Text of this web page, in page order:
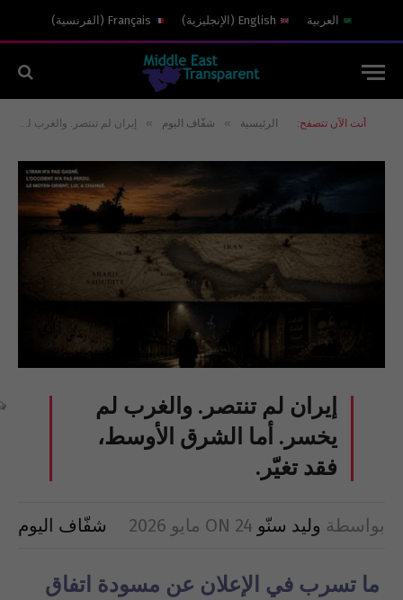
العربية English
( الإنجليزية)
Français
( الفرنسية)
أنت الآن تتصفح: الرئيسية » شفّاف اليوم » إيران لم تنتصر. والغرب لم يخسر. أما الشرق الأوسط، فقد تغيّر.
إيران لم تنتصر. والغرب لم
يخسر. أما الشرق الأوسط،
فقد تغيّر.
بواسطة وليد سنّو ON 24 مايو 2026 شفّاف اليوم
ما تسرب في الإعلان عن مسودة اتفاق